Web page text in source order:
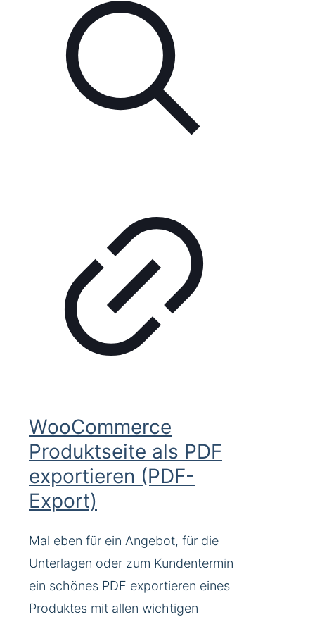
WooCommerce
Produktseite als PDF
exportieren (PDF-
Export)
Mal eben für ein Angebot, für die
Unterlagen oder zum Kundentermin
ein schönes PDF exportieren eines
Produktes mit allen wichtigen